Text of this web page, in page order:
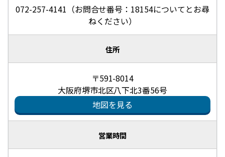
072-257-4141（お問合せ番号：18154についてとお尋
ねください）
住所
〒591-8014
大阪府堺市北区八下北3番56号
地図を見る
営業時間